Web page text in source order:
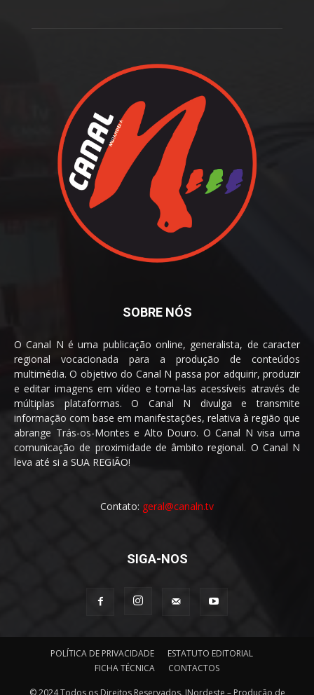
SOBRE NÓS
O Canal N é uma publicação online, generalista, de caracter
regional vocacionada para a produção de conteúdos
multimédia. O objetivo do Canal N passa por adquirir, produzir
e editar imagens em vídeo e torna-las acessíveis através de
múltiplas plataformas. O Canal N divulga e transmite
informação com base em manifestações, relativa à região que
abrange Trás-os-Montes e Alto Douro. O Canal N visa uma
comunicação de proximidade de âmbito regional. O Canal N
leva até si a SUA REGIÃO!
Contato: geral@canaln.tv
SIGA-NOS
POLÍTICA DE PRIVACIDADE
ESTATUTO EDITORIAL
FICHA TÉCNICA
CONTACTOS
© 2024 Todos os Direitos Reservados. INordeste – Produção de